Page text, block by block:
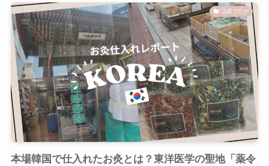
店長ブログ
本場韓国で仕入れたお灸とは？東洋医学の聖地「薬令